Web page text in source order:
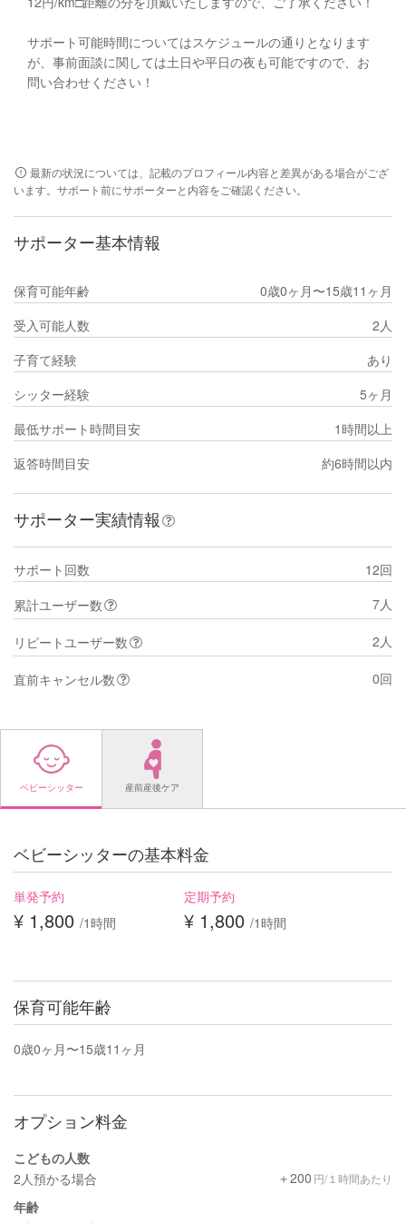
サポート可能時間についてはスケジュールの通りとなります
が、事前面談に関しては土日や平日の夜も可能ですので、お
問い合わせください！
最新の状況については、記載のプロフィール内容と差異がある場合がござ
います。サポート前にサポーターと内容をご確認ください。
サポーター基本情報
保育可能年齢
0歳0ヶ月〜15歳11ヶ月
受入可能人数
2人
子育て経験
あり
シッター経験
5ヶ月
最低サポート時間目安
1時間以上
返答時間目安
約6時間以内
サポーター実績情報
サポート回数
12回
累計ユーザー数
7人
リピートユーザー数 2人
直前キャンセル数 0回
ベビーシッター 産前産後ケア
ベビーシッターの基本料金
単発予約
¥ 1,800 /1時間
定期予約
¥ 1,800 /1時間
保育可能年齢
0歳0ヶ月〜15歳11ヶ月
オプション料金
こどもの人数
2人預かる場合
＋200 円/１時間あたり
年齢